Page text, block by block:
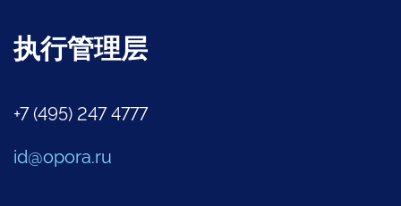
执行管理层
+7 (495) 247 4777
id@opora.ru